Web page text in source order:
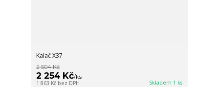
Kalač X37
2 504 Kč
2 254 Kč/ks
1 863 Kč bez DPH Skladem 1 ks